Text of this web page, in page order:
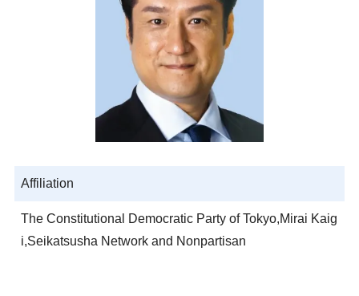
Affiliation
The Constitutional Democratic Party of Tokyo,Mirai Kaig
i,Seikatsusha Network and Nonpartisan